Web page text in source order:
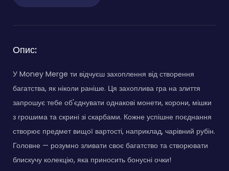
Опис:
У Money Merge ти відчуєш захоплення від створення
багатства, як ніколи раніше. Ця захоплива гра на злиття
запрошує тебе об'єднувати однакові монети, корони, мішки
з грошима та скрині зі скарбами. Кожне успішне поєднання
створює предмет вищої вартості, наприклад, чарівний рубін.
Головне — розумно зливати своє багатство та створювати
блискучу колекцію, яка приносить бонусні очки!